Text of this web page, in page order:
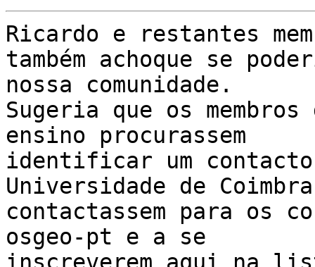
Ricardo e restantes
também achoque se
nossa comunidade.
Sugeria que os
ensino procurassem
identificar um contacto
Universidade de
contactassem para os
osgeo-pt e a se